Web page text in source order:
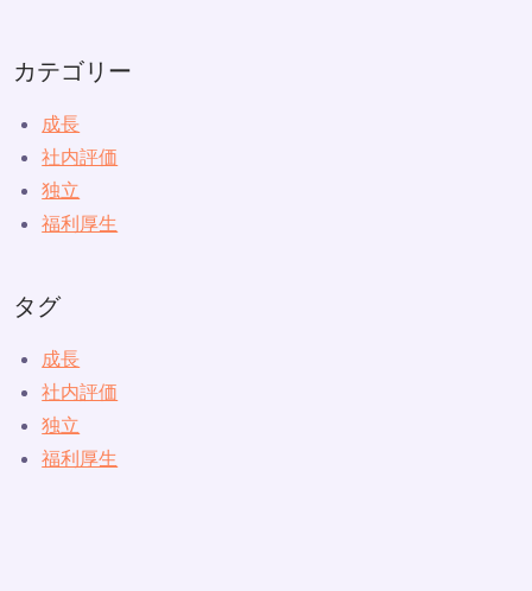
カテゴリー
成長
社内評価
独立
福利厚生
タグ
成長
社内評価
独立
福利厚生